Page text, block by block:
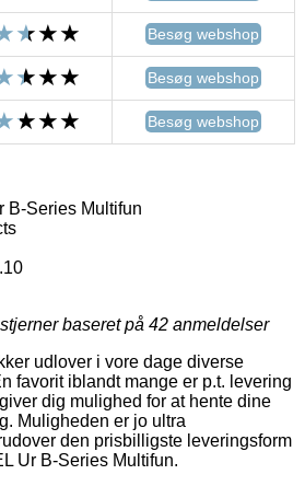
Besøg webshop
Besøg webshop
Besøg webshop
B-Series Multifun
baseret på 42 anmeldelser
udlover i vore dage diverse
favorit iblandt mange er p.t. levering
dig mulighed for at hente dine
Muligheden er jo ultra
den prisbilligste leveringsform
Ur B-Series Multifun.